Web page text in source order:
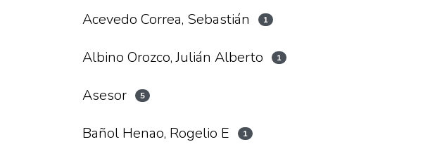
Acevedo Correa, Sebastián 1
Albino Orozco, Julián Alberto 1
Asesor 5
Bañol Henao, Rogelio E 1